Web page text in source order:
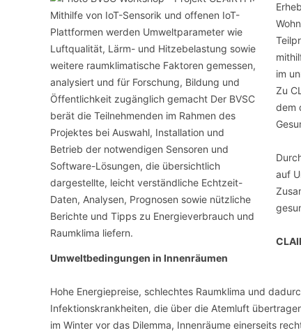
im
Zu
dem
auf
Umweltbedingungen in Innenräumen
Hohe Energiepreise, schlechtes Raumklima und
Infektionskrankheiten, die über die Atemluft
im Winter vor das Dilemma, Innenräume einerseits